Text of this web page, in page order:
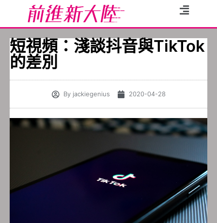
短視頻：淺談抖音與TikTok
的差別
Byjackiegenius 2020-04-28